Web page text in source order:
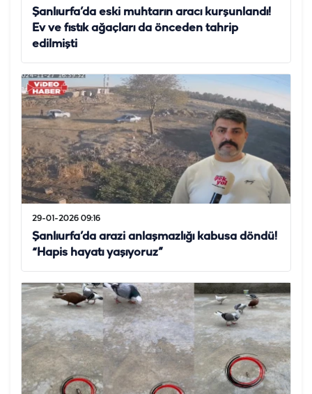
Şanlıurfa’da eski muhtarın aracı kurşunlandı!
Ev ve fıstık ağaçları da önceden tahrip
edilmişti
29-01-2026 09:16
Şanlıurfa’da arazi anlaşmazlığı kabusa döndü!
“Hapis hayatı yaşıyoruz”